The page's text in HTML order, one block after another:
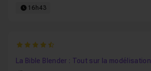
16h43
4.9130434782609
La Bible Blender : Tout sur la modélisation